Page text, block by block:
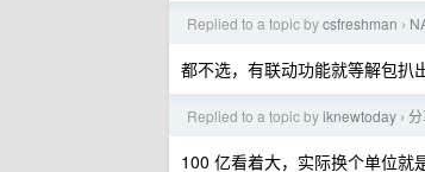
Replied to a topic bycsfreshman ›
都不选，有联动功能就等解包扒
Replied to a topic byiknewtoday ›
100 亿看着大，实际换个单位就